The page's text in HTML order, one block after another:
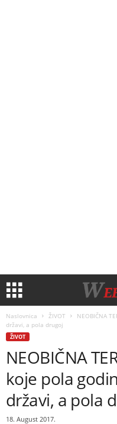
Naslovnica ŽIVOT
NEOBIČNA
državi, a pola drugoj
ŽIVOT
NEOBIČNA
koje pola
državi, a pola
18. August 2017.